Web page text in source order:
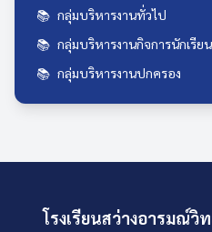
📚️ กลุ่มบริหารงานทั่วไป
📚 กลุ่มบริหารงานกิจการนักเรียน
📚 กลุ่มบริหารงานปกครอง
โรงเรียนสว่างอารมณ์วิ